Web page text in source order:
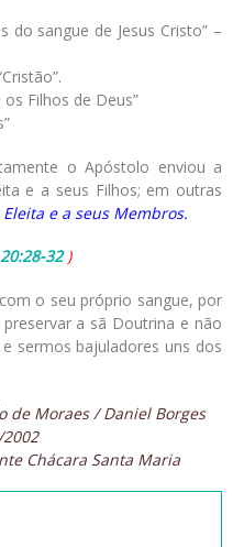
do sangue de Jesus Cristo” –
Filhos de Deus”
o Apóstolo enviou a
e a seus Filhos; em outras
e a seus Membros.
32)
o seu próprio sangue, por
a sã Doutrina e não
sermos bajuladores uns dos
de Moraes / Daniel Borges
Chácara Santa Maria